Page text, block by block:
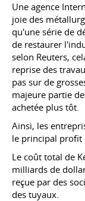
Une agence
joie des
qu'une série de
de restaurer
selon Reuters,
reprise des
pas sur de
majeure partie
achetée plus tôt.
Ainsi, les
le principal profit
Le coût total de
milliards de
reçue par des
des tuyaux.